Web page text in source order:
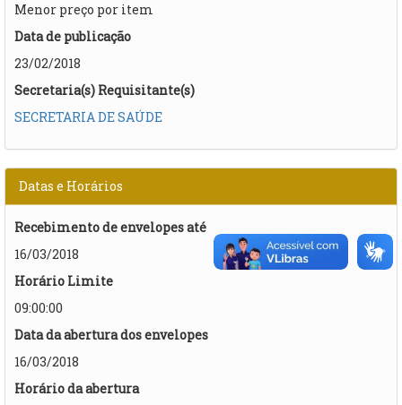
Menor preço por item
Data de publicação
23/02/2018
Secretaria(s) Requisitante(s)
SECRETARIA DE SAÚDE
Datas e Horários
Recebimento de envelopes até
16/03/2018
Horário Limite
09:00:00
Data da abertura dos envelopes
16/03/2018
Horário da abertura